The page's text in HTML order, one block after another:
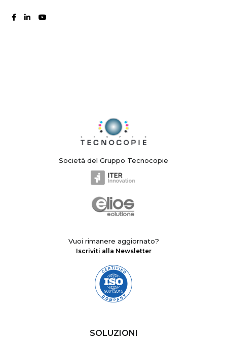
Società del Gruppo Tecnocopie
Vuoi rimanere aggiornato?
Iscriviti alla Newsletter
SOLUZIONI